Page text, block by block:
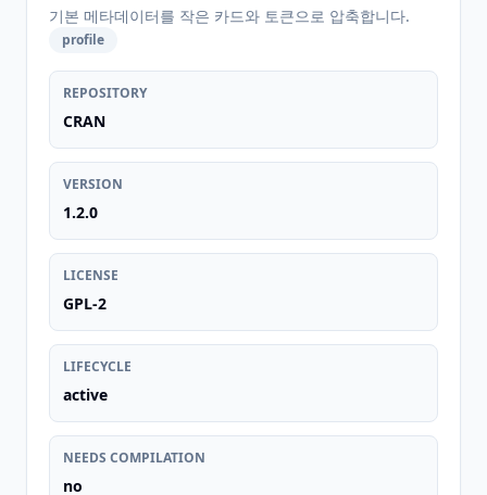
기본 메타데이터를 작은 카드와 토큰으로 압축합니다.
profile
REPOSITORY
CRAN
VERSION
1.2.0
LICENSE
GPL-2
LIFECYCLE
active
NEEDS COMPILATION
no